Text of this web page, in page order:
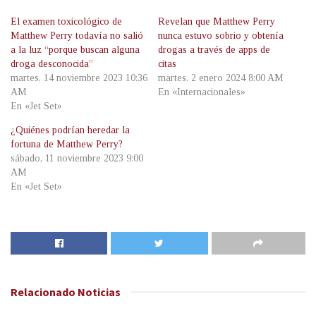
El examen toxicológico de
Matthew Perry todavía no salió
a la luz “porque buscan alguna
droga desconocida”
martes, 14 noviembre 2023 10:36
AM
En «Jet Set»
Revelan que Matthew Perry
nunca estuvo sobrio y obtenía
drogas a través de apps de
citas
martes, 2 enero 2024 8:00 AM
En «Internacionales»
¿Quiénes podrían heredar la
fortuna de Matthew Perry?
sábado, 11 noviembre 2023 9:00
AM
En «Jet Set»
Relacionado Noticias